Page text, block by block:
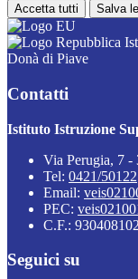
Accetta tutti Salva
Donà di Piave
Contatti
Istituto Istruzione
Via Perugia, 7 -
Tel: 0421/50122
Email:
PEC:
C.F.:
Seguici su